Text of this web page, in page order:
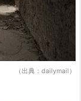
（出典：dailymail）